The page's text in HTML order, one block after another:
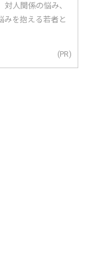
人関係の悩み、
みを抱える若者と
(PR)